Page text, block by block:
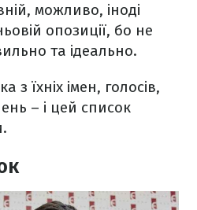
можливо, іноді
опозиції, бо не
та ідеально.
з їхніх імен, голосів,
– і цей список